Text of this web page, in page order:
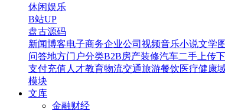
休闲娱乐
B站UP
盘古源码
新闻博客电子商务企业公司 视频音乐小说文学
问答地方门户分类B2B房产装修汽车二手 上传
支付充值 人才教育物流交通旅游餐饮医疗健康
模块
文库
金融财经